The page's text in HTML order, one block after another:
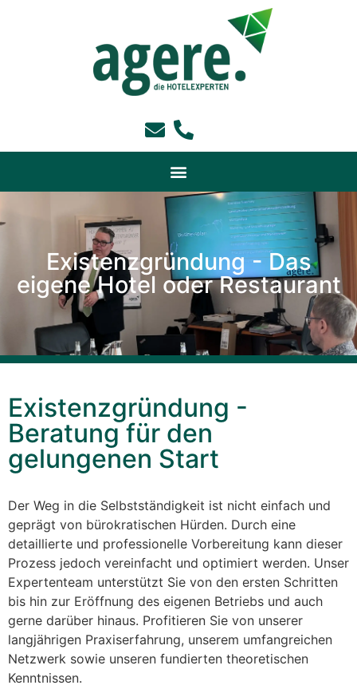
Existenzgründung - Das
eigene Hotel oder Restaurant
Existenzgründung -
Beratung für den
gelungenen Start
Der Weg in die Selbstständigkeit ist nicht einfach und
geprägt von bürokratischen Hürden. Durch eine
detaillierte und professionelle Vorbereitung kann dieser
Prozess jedoch vereinfacht und optimiert werden. Unser
Expertenteam unterstützt Sie von den ersten Schritten
bis hin zur Eröffnung des eigenen Betriebs und auch
gerne darüber hinaus. Profitieren Sie von unserer
langjährigen Praxiserfahrung, unserem umfangreichen
Netzwerk sowie unseren fundierten theoretischen
Kenntnissen.